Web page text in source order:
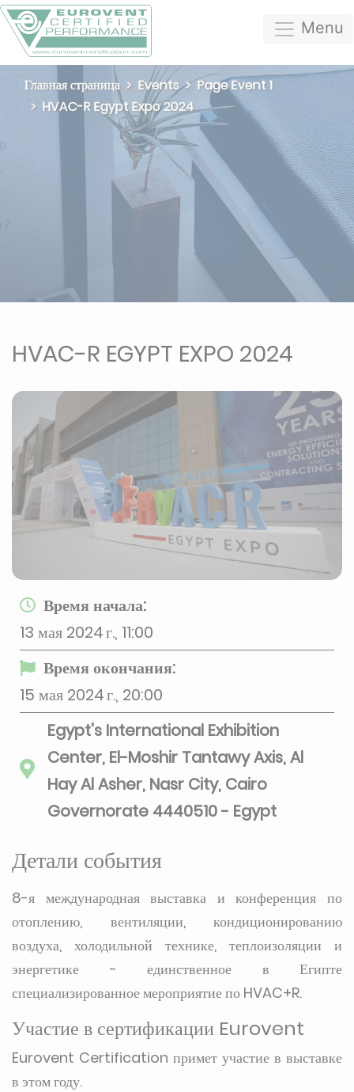
Menu
Главная страница Events
Page Event 1
HVAC-R Egypt Expo 2024
HVAC-R EGYPT EXPO 2024
Время начала:
13 мая 2024 г., 11:00
Время окончания:
15 мая 2024 г., 20:00
Egypt's International Exhibition
Center, El-Moshir Tantawy Axis, Al
Hay Al Asher, Nasr City, Cairo
Governorate 4440510 - Egypt
Детали события
8-я международная выставка и конференция по
отоплению, вентиляции, кондиционированию
воздуха, холодильной технике, теплоизоляции и
энергетике - единственное в Египте
специализированное мероприятие по HVAC+R.
Участие в сертификации Eurovent
Eurovent Certification примет участие в выставке
в этом году.